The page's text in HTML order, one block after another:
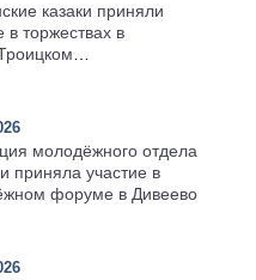
казаки приняли
в торжествах в
молодёжного отдела
приняла участие в
форуме в Дивеево